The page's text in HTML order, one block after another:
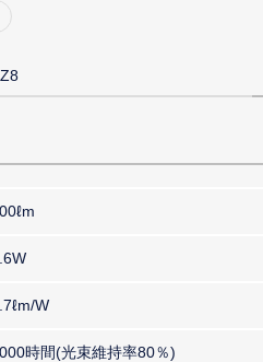
W
時間(光束維持率80％)